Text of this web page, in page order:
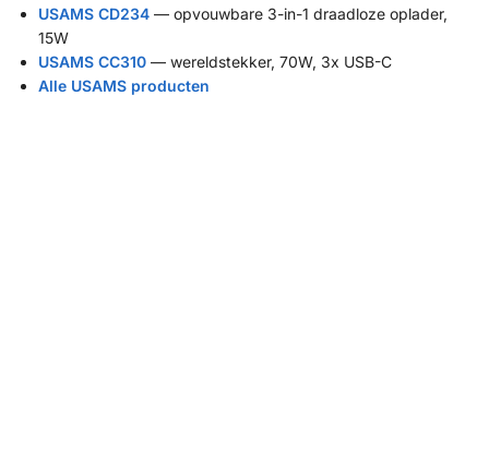
USAMS CD234 — opvouwbare 3-in-1 draadloze oplader,
15W
USAMS CC310 — wereldstekker, 70W, 3x USB-C
Alle USAMS producten